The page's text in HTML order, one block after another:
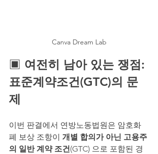
Canva Dream Lab
▣ 여전히 남아 있는 쟁점:
표준계약조건(GTC)의 문
제
이번 판결에서 연방노동법원은 암호화
폐 보상 조항이 개별 합의가 아닌 고용주
의 일반 계약 조건(GTC) 으로 포함된 경